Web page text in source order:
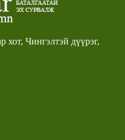
хот, Чингэлтэй дүүрэг,